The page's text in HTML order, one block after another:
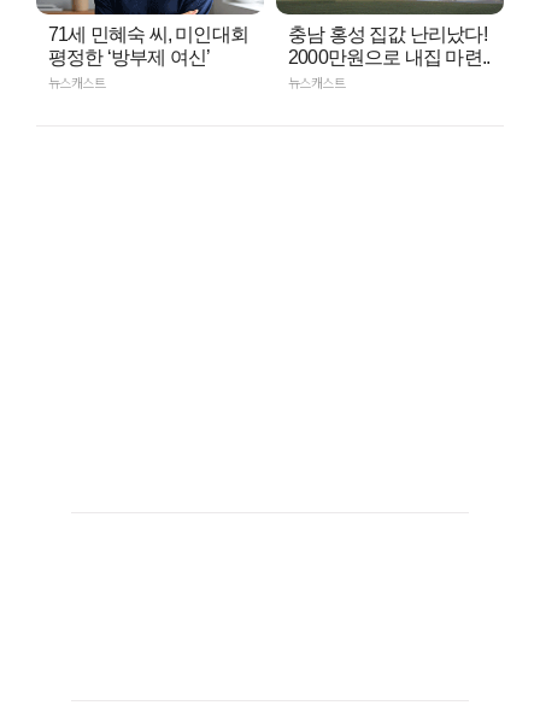
71세 민혜숙 씨, 미인대회
평정한 ‘방부제 여신’
뉴스캐스트
충남 홍성 집값 난리났다!
2000만원으로 내집 마련..
뉴스캐스트